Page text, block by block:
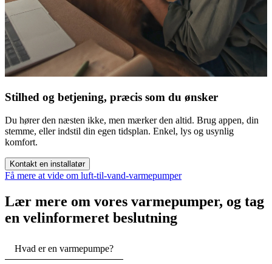
Stilhed og betjening, præcis som du ønsker
Du hører den næsten ikke, men mærker den altid. Brug appen, din
stemme, eller indstil din egen tidsplan. Enkel, lys og usynlig
komfort.
Kontakt en installatør
Få mere at vide om luft-til-vand-varmepumper
Lær mere om vores varmepumper, og tag
en velinformeret beslutning
Hvad er en varmepumpe?